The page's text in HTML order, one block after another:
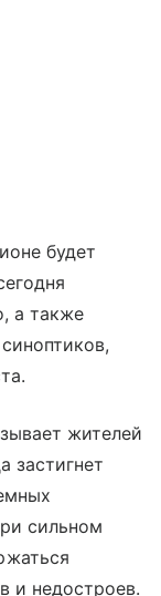
будет
а также
жителей
застигнет
сильном
и недостроев.